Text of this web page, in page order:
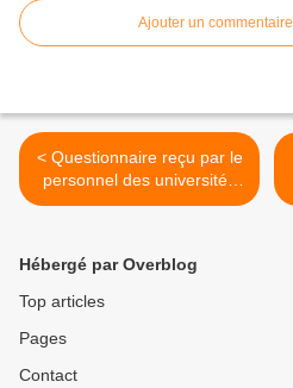
Ajouter un commentaire
< Questionnaire reçu par le
personnel des universités
françaises
Hébergé par Overblog
Top articles
Pages
Contact